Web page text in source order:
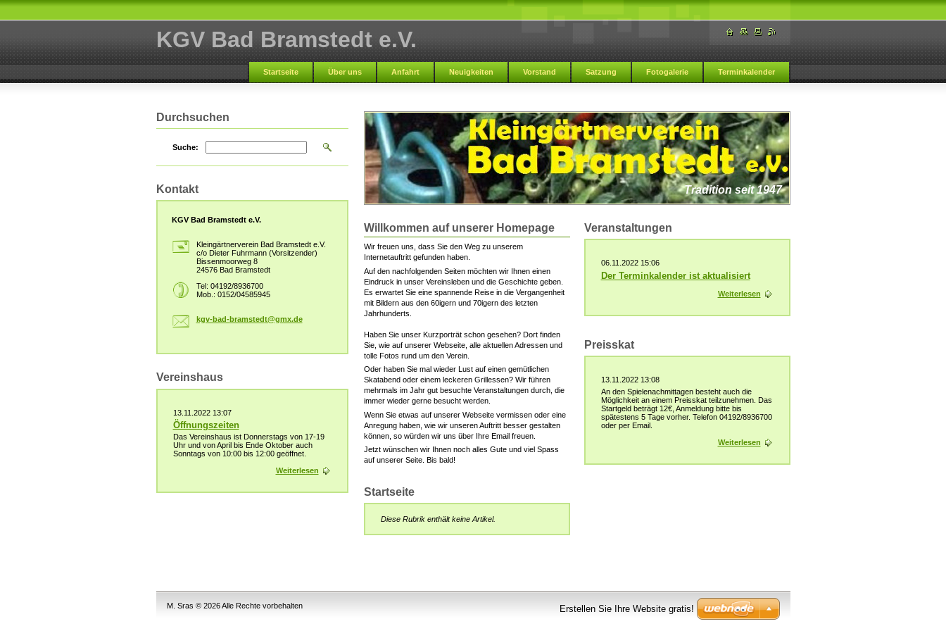
KGV Bad Bramstedt e.V.
Startseite Über uns Anfahrt Neuigkeiten Vorstand Satzung Fotogalerie Terminkalender
Tradition seit 1947
Veranstaltungen
06.11.2022 15:06
Der Terminkalender ist aktualisiert
Weiterlesen
Preisskat
13.11.2022 13:08
An den Spielenachmittagen besteht auch die
Möglichkeit an einem Preisskat teilzunehmen. Das
Startgeld beträgt 12€, Anmeldung bitte bis
spätestens 5 Tage vorher. Telefon 04192/8936700
oder per Email.
Weiterlesen
Willkommen auf unserer Homepage
Wir freuen uns, dass Sie den Weg zu unserem
Internetauftritt gefunden haben.
Auf den nachfolgenden Seiten möchten wir Ihnen einen
Eindruck in unser Vereinsleben und die Geschichte geben.
Es erwartet Sie eine spannende Reise in die Vergangenheit
mit Bildern aus den 60igern und 70igern des letzten
Jahrhunderts.
Haben Sie unser Kurzporträt schon gesehen? Dort finden
Sie, wie auf unserer Webseite, alle aktuellen Adressen und
tolle Fotos rund um den Verein.
Oder haben Sie mal wieder Lust auf einen gemütlichen
Skatabend oder einem leckeren Grillessen? Wir führen
mehrmals im Jahr gut besuchte Veranstaltungen durch, die
immer wieder gerne besucht werden.
Wenn Sie etwas auf unserer Webseite vermissen oder eine
Anregung haben, wie wir unseren Auftritt besser gestalten
können, so würden wir uns über Ihre Email freuen.
Jetzt wünschen wir Ihnen noch alles Gute und viel Spass
auf unserer Seite. Bis bald!
Startseite
Diese Rubrik enthält keine Artikel.
Durchsuchen
Suche:
Kontakt
KGV Bad Bramstedt e.V.
Kleingärtnerverein Bad Bramstedt e.V.
c/o Dieter Fuhrmann (Vorsitzender)
Bissenmoorweg 8
24576 Bad Bramstedt
Tel: 04192/8936700
Mob.: 0152/04585945
kgv-bad-bramstedt@gmx.de
Vereinshaus
13.11.2022 13:07
Öffnungszeiten
Das Vereinshaus ist Donnerstags von 17-19
Uhr und von April bis Ende Oktober auch
Sonntags von 10:00 bis 12:00 geöffnet.
Weiterlesen
M. Sras © 2026 Alle Rechte vorbehalten Erstellen Sie Ihre Website gratis!